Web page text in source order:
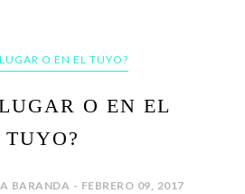
O EN EL TUYO?
O EN EL
TUYO?
BARANDA - FEBRERO 09, 2017